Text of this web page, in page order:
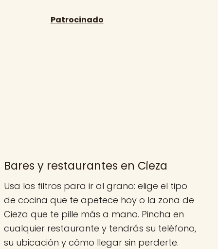
Bares y restaurantes en Cieza
Usa los filtros para ir al grano: elige el tipo
de cocina que te apetece hoy o la zona de
Cieza que te pille más a mano. Pincha en
cualquier restaurante y tendrás su teléfono,
su ubicación y cómo llegar sin perderte.